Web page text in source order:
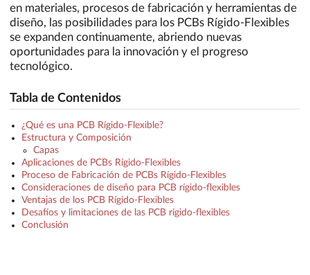
en materiales, procesos de fabricación y herramientas de
diseño, las posibilidades para los PCBs Rígido-Flexibles
se expanden continuamente, abriendo nuevas
oportunidades para la innovación y el progreso
tecnológico.
Tabla de Contenidos
¿Qué es una PCB Rígido-Flexible?
Estructura y Composición
Capas
Aplicaciones de PCBs Rígido-Flexibles
Proceso de Fabricación de PCBs Rígido-Flexibles
Consideraciones de diseño para PCB rígido-flexibles
Ventajas de los PCB Rígido-Flexibles
Desafíos y limitaciones de las PCB rígido-flexibles
Conclusión